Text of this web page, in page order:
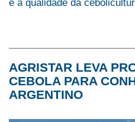
e a qualidade da
AGRISTAR LEVA
CEBOLA PARA
ARGENTINO